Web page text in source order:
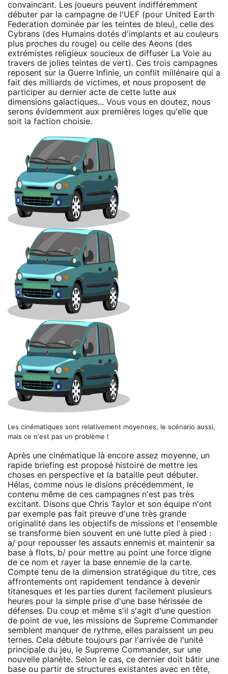
convaincant. Les joueurs peuvent indifféremment
débuter par la campagne de l'UEF (pour United Earth
Federation dominée par les teintes de bleu), celle des
Cybrans (des Humains dotés d'implants et au couleurs
plus proches du rouge) ou celle des Aeons (des
extrémistes religieux soucieux de diffuser La Voie au
travers de jolies teintes de vert). Ces trois campagnes
reposent sur la Guerre Infinie, un conflit millénaire qui a
fait des milliards de victimes, et nous proposent de
participer au dernier acte de cette lutte aux
dimensions galactiques... Vous vous en doutez, nous
serons évidemment aux premières loges qu'elle que
soit la faction choisie.
Les cinématiques sont relativement moyennes, le scénario aussi,
mais ce n'est pas un problème !
Après une cinématique là encore assez moyenne, un
rapide briefing est proposé histoire de mettre les
choses en perspective et la bataille peut débuter.
Hélas, comme nous le disions précédemment, le
contenu même de ces campagnes n'est pas très
excitant. Disons que Chris Taylor et son équipe n'ont
par exemple pas fait preuve d'une très grande
originalité dans les objectifs de missions et l'ensemble
se transforme bien souvent en une lutte pied à pied :
a/ pour repousser les assauts ennemis et maintenir sa
base à flots, b/ pour mettre au point une force digne
de ce nom et rayer la base ennemie de la carte.
Compte tenu de la dimension stratégique du titre, ces
affrontements ont rapidement tendance à devenir
titanesques et les parties durent facilement plusieurs
heures pour la simple prise d'une base hérissée de
défenses. Du coup et même s'il s'agit d'une question
de point de vue, les missions de Supreme Commander
semblent manquer de rythme, elles paraissent un peu
ternes. Cela débute toujours par l'arrivée de l'unité
principale du jeu, le Supreme Commander, sur une
nouvelle planète. Selon le cas, ce dernier doit bâtir une
base ou partir de structures existantes avec en tête,